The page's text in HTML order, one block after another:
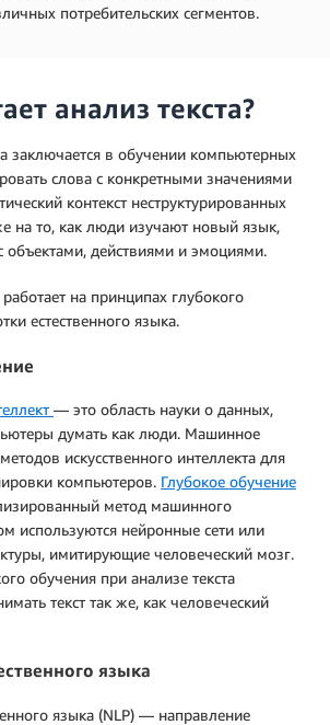
потребительских сегментов.
анализ текста?
заключается в обучении компьютерных
слова с конкретными значениями
контекст неструктурированных
на то, как люди изучают новый язык,
объектами, действиями и эмоциями.
на принципах глубокого
естественного языка.
— это область науки о данных,
думать как люди. Машинное
искусственного интеллекта для
компьютеров. Глубокое обучение
метод машинного
используются нейронные сети или
имитирующие человеческий мозг.
обучения при анализе текста
текст так же, как человеческий
языка
языка (NLP) — направление